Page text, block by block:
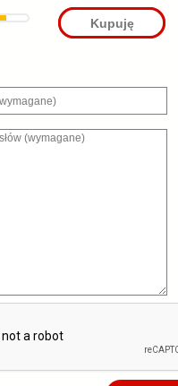
Kupuję